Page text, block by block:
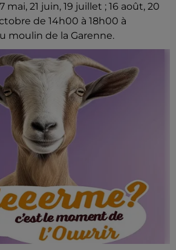
mai, 21 juin, 19 juillet ; 16 août, 20
de 14h00 à 18h00 à
moulin de la Garenne.